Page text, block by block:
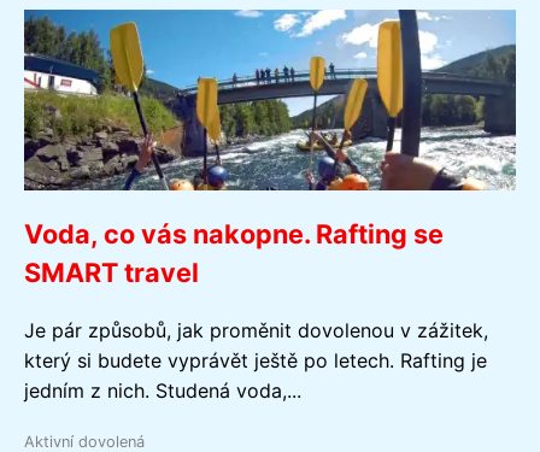
Voda, co vás nakopne. Rafting se
SMART travel
Je pár způsobů, jak proměnit dovolenou v zážitek,
který si budete vyprávět ještě po letech. Rafting je
jedním z nich. Studená voda,...
Aktivní dovolená